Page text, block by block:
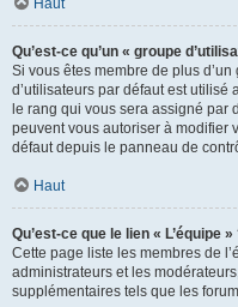
Haut
Qu’est-ce qu’un « groupe
Si vous êtes membre de plus
d’utilisateurs par défaut est
le rang qui vous sera assigné par
peuvent vous autoriser à modifier
défaut depuis le panneau de
Haut
Qu’est-ce que le lien « L’équipe »
Cette page liste les membres de
administrateurs et les
supplémentaires tels que les